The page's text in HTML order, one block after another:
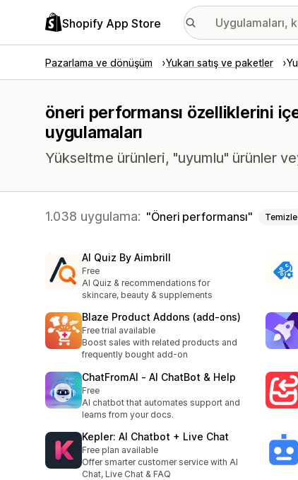
Shopify App Store
Pazarlama ve dönüşüm Yukarı satış ve paketler
öneri performansı özelliklerini
uygulamaları
Yükseltme ürünleri, "uyumlu" ürünler
1.038 uygulama: Öneri performansı Temizle
AI Quiz By Aimbrill
Free
AI Quiz & recommendations for
skincare, beauty & supplements
Blaze Product Addons (add‑ons)
Free trial available
Boost sales with related products and
frequently bought add-on
ChatFromAI ‑ AI ChatBot & Help
Free
AI chatbot that automates support and
learns from your docs.
Kepler: AI Chatbot + Live Chat
Free plan available
Offer smarter customer service with AI
Chat, Live Chat & FAQ